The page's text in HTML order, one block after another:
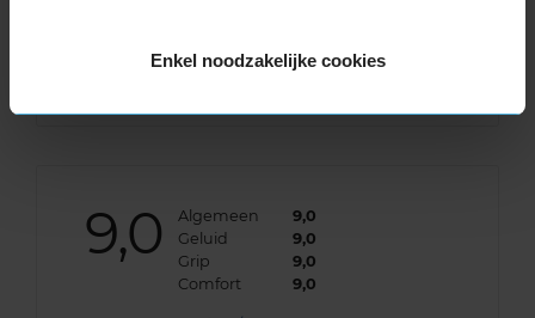
Enkel noodzakelijke cookies
Auto PEUGEOT 205 Cabrio 1.4 CB 4-cil. B 75pk
9,0 Algemeen
9,0
Geluid
9,0
Grip
9,0
Comfort
9,0